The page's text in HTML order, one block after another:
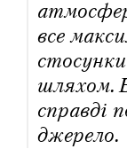
все
шляхом.
справді
джерело.